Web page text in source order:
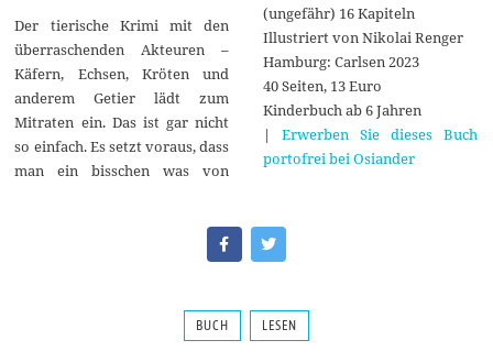
Der tierische Krimi mit den
überraschenden Akteuren –
Käfern, Echsen, Kröten und
anderem Getier lädt zum
Mitraten ein. Das ist gar nicht
so einfach. Es setzt voraus, dass
man ein bisschen was von
(ungefähr) 16 Kapiteln
Illustriert von Nikolai Renger
Hamburg: Carlsen 2023
40 Seiten, 13 Euro
Kinderbuch ab 6 Jahren
| Erwerben Sie dieses Buch
portofrei bei Osiander
BUCH LESEN